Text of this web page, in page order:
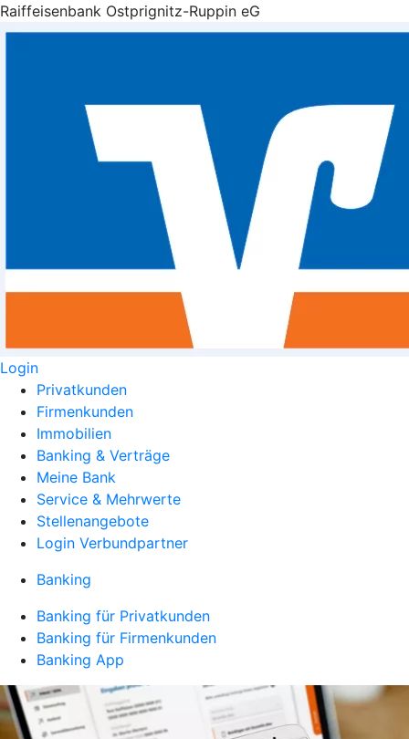
Raiffeisenbank Ostprignitz-Ruppin eG
Login
Privatkunden
Firmenkunden
Immobilien
Banking & Verträge
Meine Bank
Service & Mehrwerte
Stellenangebote
Login Verbundpartner
Banking
Banking für Privatkunden
Banking für Firmenkunden
Banking App